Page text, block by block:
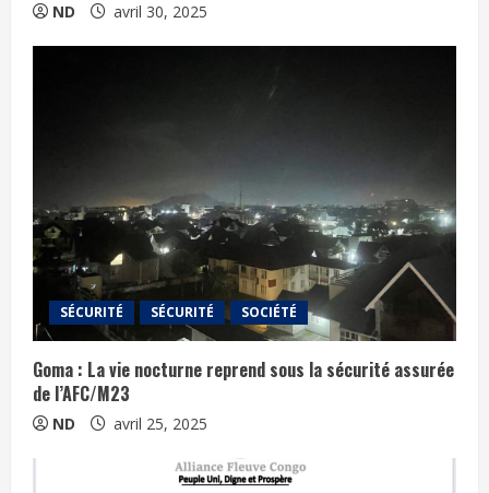
ND avril 30, 2025
SÉCURITÉ SÉCURITÉ SOCIÉTÉ
Goma : La vie nocturne reprend sous la sécurité assurée
de l’AFC/M23
ND avril 25, 2025